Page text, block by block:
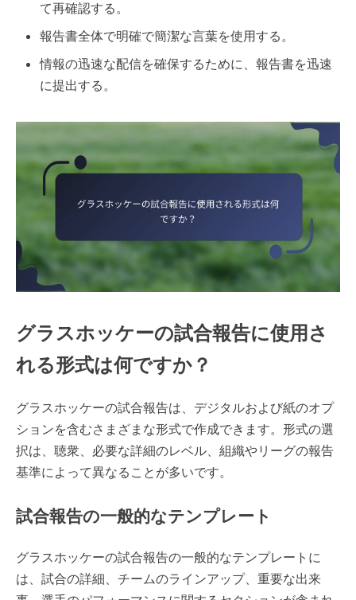
て再確認する。
報告書全体で明確で簡潔な言葉を使用する。
情報の迅速な配信を確保するために、報告書を迅速
に提出する。
グラスホッケーの試合報告に使用さ
れる形式は何ですか？
グラスホッケーの試合報告は、デジタルおよび紙のオプ
ションを含むさまざまな形式で作成できます。形式の選
択は、聴衆、必要な詳細のレベル、組織やリーグの報告
基準によって異なることが多いです。
試合報告の一般的なテンプレート
グラスホッケーの試合報告の一般的なテンプレートに
は、試合の詳細、チームのラインアップ、重要な出来